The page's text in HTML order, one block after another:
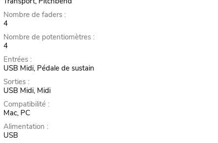
Nombre de faders :
4
Nombre de potentiomètres :
4
Entrées :
USB Midi, Pédale de sustain
Sorties :
USB Midi, Midi
Compatibilité :
Mac, PC
Alimentation :
USB